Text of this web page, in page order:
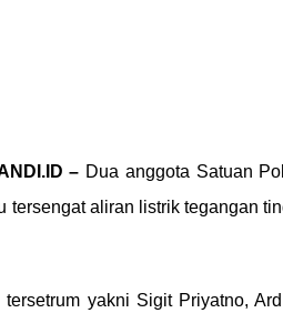
– Dua anggota Satuan
tersengat aliran listrik tegangan
tersetrum yakni Sigit Priyatno,